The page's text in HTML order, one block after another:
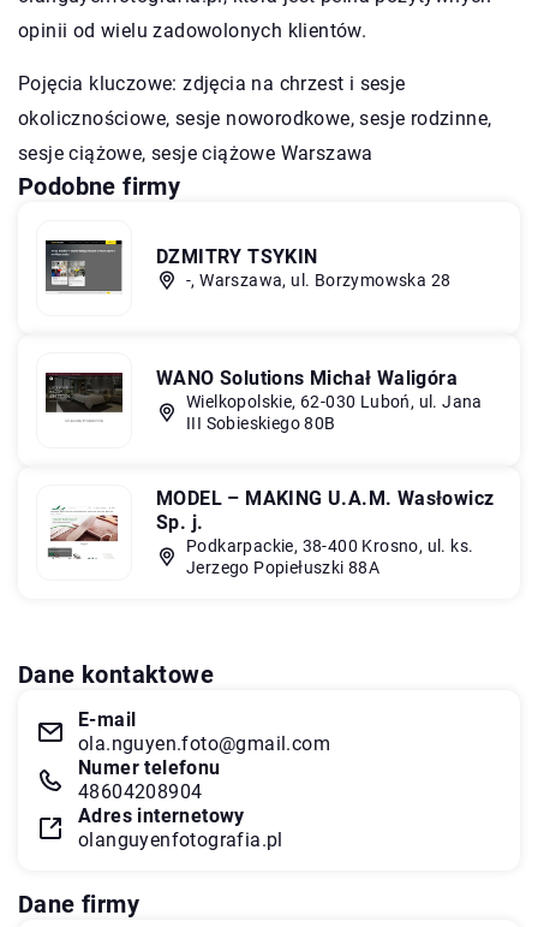
opinii od wielu zadowolonych klientów.
Pojęcia kluczowe: zdjęcia na chrzest i sesje
okolicznościowe, sesje noworodkowe, sesje rodzinne,
sesje ciążowe,sesje ciążowe Warszawa
Podobne firmy
DZMITRY TSYKIN
-, Warszawa, ul. Borzymowska 28
WANO Solutions Michał Waligóra
Wielkopolskie, 62-030 Luboń, ul. Jana
III Sobieskiego 80B
MODEL – MAKING U.A.M. Wasłowicz
Sp. j.
Podkarpackie, 38-400 Krosno, ul. ks.
Jerzego Popiełuszki 88A
Dane kontaktowe
E-mail
ola.nguyen.foto@gmail.com
Numer telefonu
48604208904
Adres internetowy
olanguyenfotografia.pl
Dane firmy